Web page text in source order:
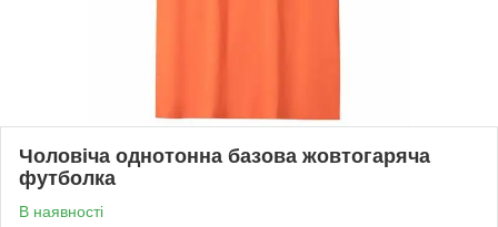
Чоловіча однотонна базова жовтогаряча
футболка
В наявності